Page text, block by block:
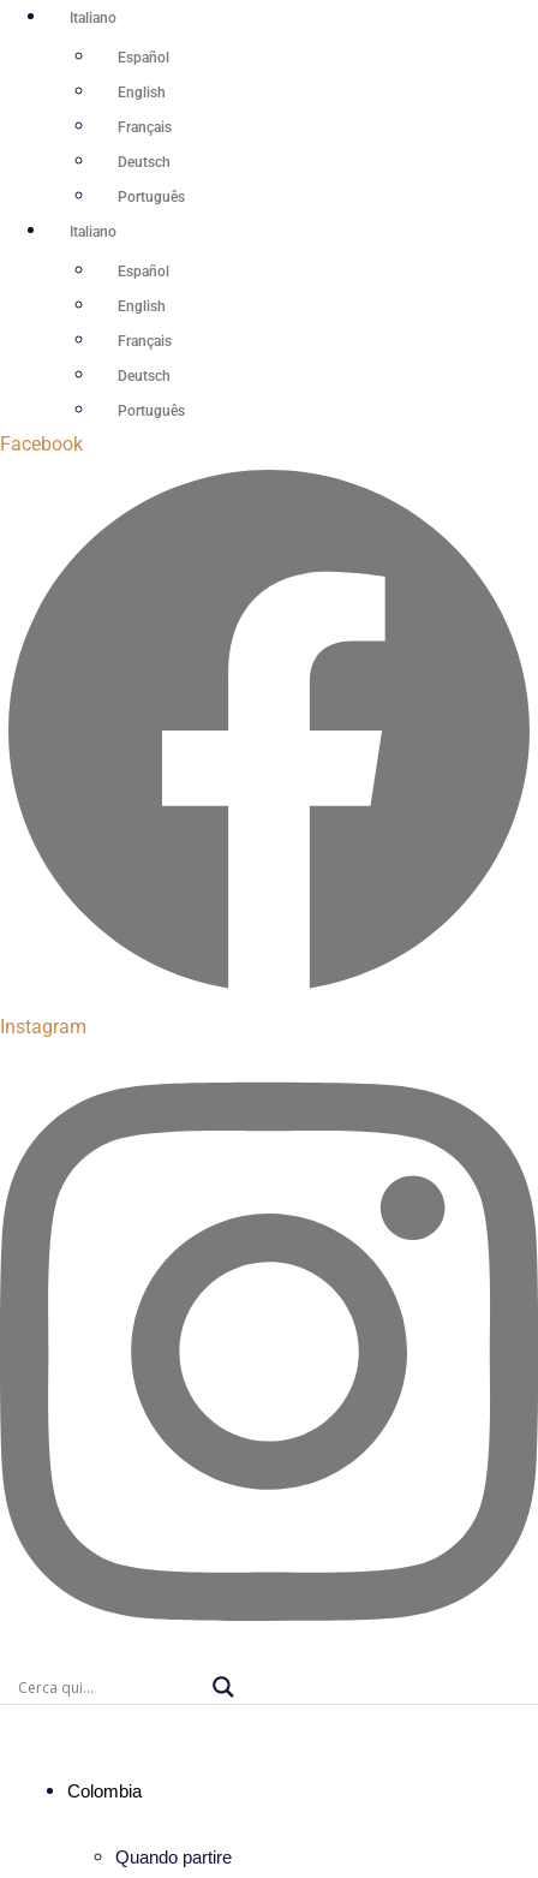
contenuto
Italiano
Español
English
Français
Deutsch
Português
Italiano
Español
English
Français
Deutsch
Português
Facebook
Instagram
Colombia
Quando partire